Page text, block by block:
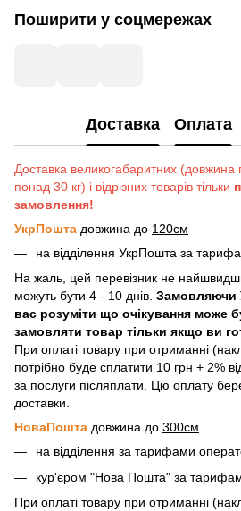
Поширити у соцмережах
Доставка Оплата
Доставка великогабаритних
понад 30 кг) і відрізних товарів тільки
замовлення!
УкрПошта довжина до 120см
на відділення УкрПошта за
На жаль, цей перевізник не
можуть бути 4 - 10 днів. Замовляючи
вас розуміти що очікування може
замовляти товар тільки якщо ви
При оплаті товару при отриманні
потрібно буде сплатити 10 грн + 2%
за послуги післяплати. Цю оплату
доставки.
НоваПошта довжина до 300см
на відділення за тарифами
кур'єром "Нова Пошта" за
При оплаті товару при отриманні